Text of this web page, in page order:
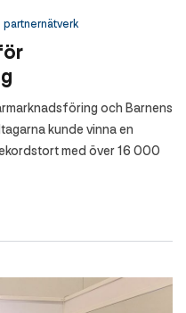
och Barnens
kunde vinna en
med över 16 000